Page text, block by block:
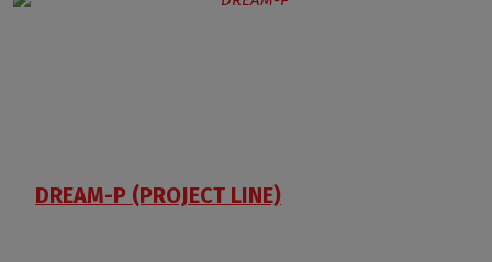
DREAM-P (PROJECT LINE)